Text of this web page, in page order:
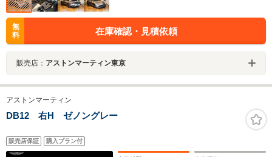
無
料
在庫確認・見積依頼
販売店： アストンマーティン東京
アストンマーティン
DB12 右H ゼノングレー
販売店保証 購入プラン付